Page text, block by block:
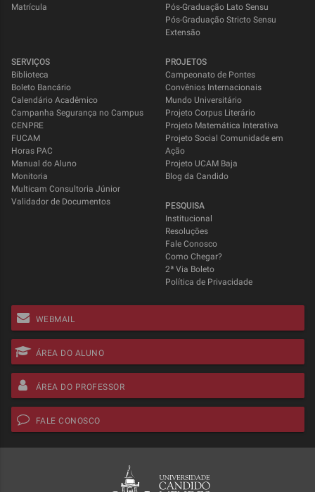
Matrícula
Pós-Graduação Lato Sensu
Pós-Graduação Stricto Sensu
Extensão
SERVIÇOS
Biblioteca
Boleto Bancário
Calendário Acadêmico
Campanha Segurança no Campus
CENPRE
FUCAM
Horas PAC
Manual do Aluno
Monitoria
Multicam Consultoria Júnior
Validador de Documentos
PROJETOS
Campeonato de Pontes
Convênios Internacionais
Mundo Universitário
Projeto Corpus Literário
Projeto Matemática Interativa
Projeto Social Comunidade em
Ação
Projeto UCAM Baja
Blog da Candido
PESQUISA
Institucional
Resoluções
Fale Conosco
Como Chegar?
2ª Via Boleto
Política de Privacidade
WEBMAIL
ÁREA DO ALUNO
ÁREA DO PROFESSOR
FALE CONOSCO